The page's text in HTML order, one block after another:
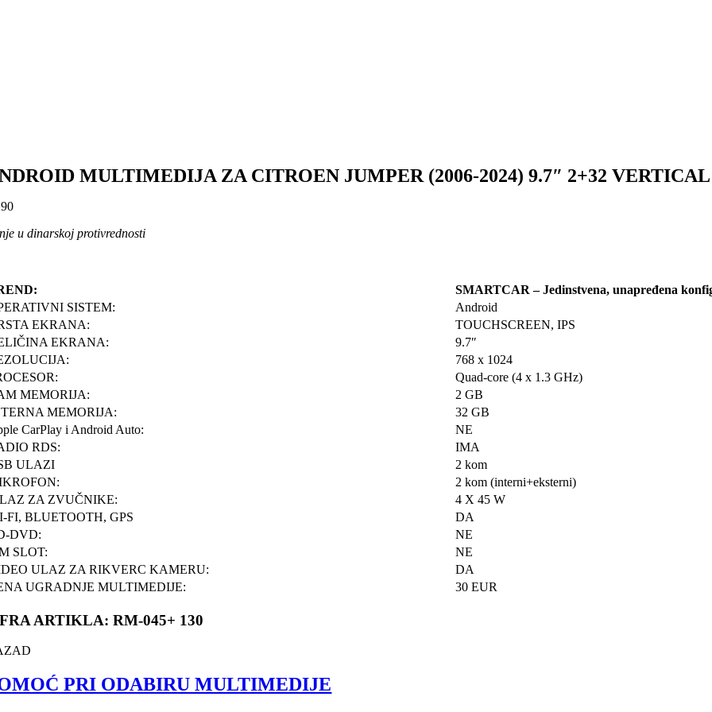
MULTIMEDIJA ZA CITROEN JUMPER (2006-2024) 9.7″ 2+32 VERTICAL
u dinarskoj protivrednosti
SMARTCAR – Jedinstvena, unapređena
SISTEM:
Android
EKRANA:
TOUCHSCREEN, IPS
EKRANA:
9.7″
768 x 1024
Quad-core (4 x 1.3 GHz)
MEMORIJA:
2 GB
MEMORIJA:
32 GB
CarPlay i Android Auto:
NE
RDS:
IMA
ULAZI
2 kom
2 kom (interni+eksterni)
ZA ZVUČNIKE:
4 X 45 W
FI, BLUETOOTH, GPS
DA
DVD:
NE
SLOT:
NE
ULAZ ZA RIKVERC KAMERU:
DA
UGRADNJE MULTIMEDIJE:
30 EUR
ARTIKLA: RM-045+ 130
PRI ODABIRU MULTIMEDIJE